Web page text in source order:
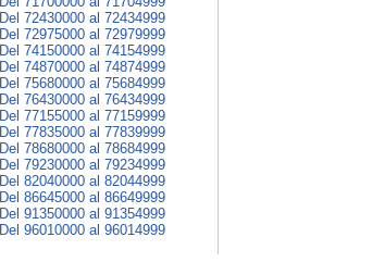
Del 72430000 al 72434999
Del 72975000 al 72979999
Del 74150000 al 74154999
Del 74870000 al 74874999
Del 75680000 al 75684999
Del 76430000 al 76434999
Del 77155000 al 77159999
Del 77835000 al 77839999
Del 78680000 al 78684999
Del 79230000 al 79234999
Del 82040000 al 82044999
Del 86645000 al 86649999
Del 91350000 al 91354999
Del 96010000 al 96014999